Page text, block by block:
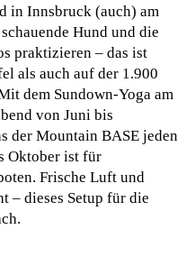
in Innsbruck (auch) am
Hund und die
praktizieren – das ist
als auch auf der 1.900
dem Sundown-Yoga am
von Juni bis
der Mountain BASE jeden
Oktober ist für
Frische Luft und
– dieses Setup für die